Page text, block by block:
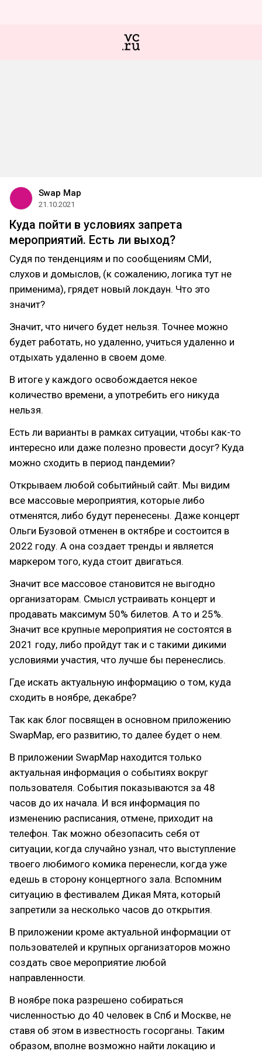
Swap Map
21.10.2021
Куда пойти в условиях запрета
мероприятий. Есть ли выход?
Судя по тенденциям и по сообщениям СМИ,
слухов и домыслов, (к сожалению, логика тут не
применима), грядет новый локдаун. Что это
значит?
Значит, что ничего будет нельзя. Точнее можно
будет работать, но удаленно, учиться удаленно и
отдыхать удаленно в своем доме.
В итоге у каждого освобождается некое
количество времени, а употребить его никуда
нельзя.
Есть ли варианты в рамках ситуации, чтобы как-то
интересно или даже полезно провести досуг? Куда
можно сходить в период пандемии?
Открываем любой событийный сайт. Мы видим
все массовые мероприятия, которые либо
отменятся, либо будут перенесены. Даже концерт
Ольги Бузовой отменен в октябре и состоится в
2022 году. А она создает тренды и является
маркером того, куда стоит двигаться.
Значит все массовое становится не выгодно
организаторам. Смысл устраивать концерт и
продавать максимум 50% билетов. А то и 25%.
Значит все крупные мероприятия не состоятся в
2021 году, либо пройдут так и с такими дикими
условиями участия, что лучше бы перенеслись.
Где искать актуальную информацию о том, куда
сходить в ноябре, декабре?
Так как блог посвящен в основном приложению
SwapMap, его развитию, то далее будет о нем.
В приложении SwapMap находится только
актуальная информация о событиях вокруг
пользователя. События показываются за 48
часов до их начала. И вся информация по
изменению расписания, отмене, приходит на
телефон. Так можно обезопасить себя от
ситуации, когда случайно узнал, что выступление
твоего любимого комика перенесли, когда уже
едешь в сторону концертного зала. Вспомним
ситуацию в фестивалем Дикая Мята, который
запретили за несколько часов до открытия.
В приложении кроме актуальной информации от
пользователей и крупных организаторов можно
создать свое мероприятие любой
направленности.
В ноябре пока разрешено собираться
численностью до 40 человек в Спб и Москве, не
ставя об этом в известность госорганы. Таким
образом, вполне возможно найти локацию и